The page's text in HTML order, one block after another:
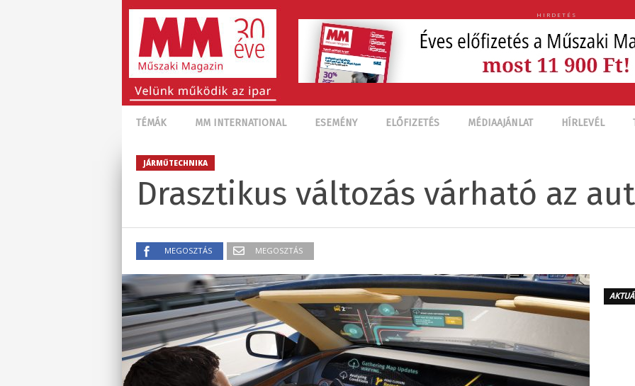
HIRDETÉS
TÉMÁK MM INTERNATIONAL ESEMÉNY ELŐFIZETÉS MÉDIAAJÁNLAT HÍRLEVÉL
JÁRMŰTECHNIKA
Drasztikus változás várható az
MEGOSZTÁS MEGOSZTÁS